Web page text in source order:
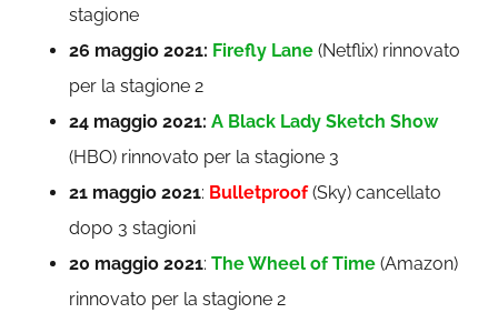
stagione
26 maggio 2021: Firefly Lane (Netflix) rinnovato
per la stagione 2
24 maggio 2021:A Black Lady Sketch Show
(HBO) rinnovato per la stagione 3
21 maggio 2021: Bulletproof(Sky) cancellato
dopo 3 stagioni
20 maggio 2021:The Wheel of Time (Amazon)
rinnovato per la stagione 2